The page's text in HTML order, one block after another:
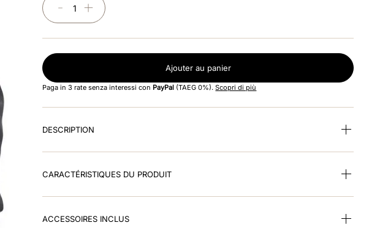
＋
－
Ajouter au panier
Paga in 3 rate senza interessi con PayPal (TAEG 0%).Scopri di più
DESCRIPTION
CARACTÉRISTIQUES DU PRODUIT
ACCESSOIRES INCLUS